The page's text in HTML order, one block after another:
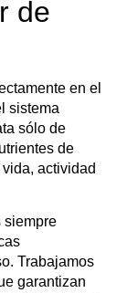
de
en el
sistema
sólo de
de
actividad
siempre
Trabajamos
garantizan